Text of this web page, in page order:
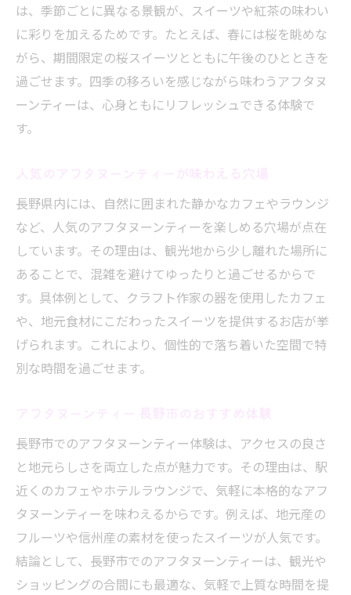
絶景とアフタヌーンティーの映えスポット
アフタヌーンティーが楽しめる人気カフェ
特集
長野県でインスタ映えするアフタヌーンテ
ィー
映えを狙うなら外せないアフタヌーンティ
ー
長野県ならではの自然と楽しむティータイム
自然と調和する長野県のアフタヌーンティ
ー
四季の景色とアフタヌーンティータイム
アフタヌーンティーで感じる信州の魅力
自然に囲まれたカフェでアフタヌーンティ
セット
癒やしの空間で過ごすアフタヌーンティー
地元食材を使ったアフタヌーンティーの魅力
信州食材が光るアフタヌーンティーセット
地元ならではのスイーツとアフタヌーンテ
ィー
は、季節ごとに異なる景観が、スイーツや紅茶の味わい
に彩りを加えるためです。たとえば、春には桜を眺めな
がら、期間限定の桜スイーツとともに午後のひとときを
過ごせます。四季の移ろいを感じながら味わうアフタヌ
ーンティーは、心身ともにリフレッシュできる体験で
す。
長野県内には、自然に囲まれた静かなカフェやラウンジ
など、人気のアフタヌーンティーを楽しめる穴場が点在
しています。その理由は、観光地から少し離れた場所に
あることで、混雑を避けてゆったりと過ごせるからで
す。具体例として、クラフト作家の器を使用したカフェ
や、地元食材にこだわったスイーツを提供するお店が挙
げられます。これにより、個性的で落ち着いた空間で特
別な時間を過ごせます。
長野市でのアフタヌーンティー体験は、アクセスの良さ
と地元らしさを両立した点が魅力です。その理由は、駅
近くのカフェやホテルラウンジで、気軽に本格的なアフ
タヌーンティーを味わえるからです。例えば、地元産の
フルーツや信州産の素材を使ったスイーツが人気です。
結論として、長野市でのアフタヌーンティーは、観光や
ショッピングの合間にも最適な、気軽で上質な時間を提